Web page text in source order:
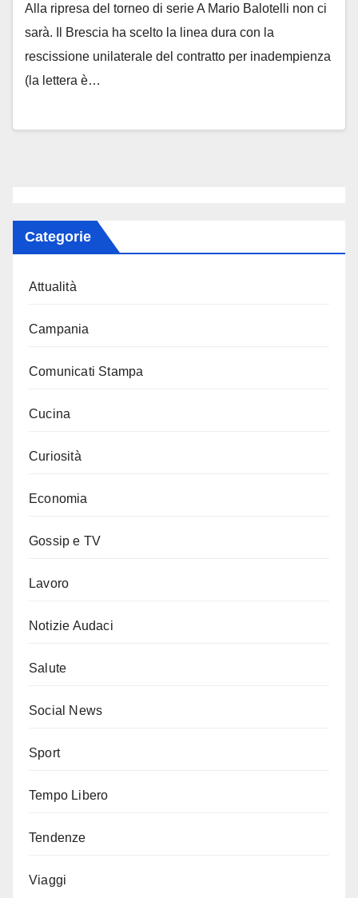
Alla ripresa del torneo di serie A Mario Balotelli non ci
sarà. Il Brescia ha scelto la linea dura con la
rescissione unilaterale del contratto per inadempienza
(la lettera è…
Categorie
Attualità
Campania
Comunicati Stampa
Cucina
Curiosità
Economia
Gossip e TV
Lavoro
Notizie Audaci
Salute
Social News
Sport
Tempo Libero
Tendenze
Viaggi